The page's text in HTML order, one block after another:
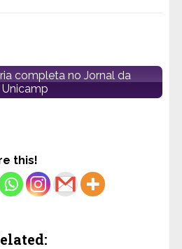
completa no Jornal da
Unicamp
this!